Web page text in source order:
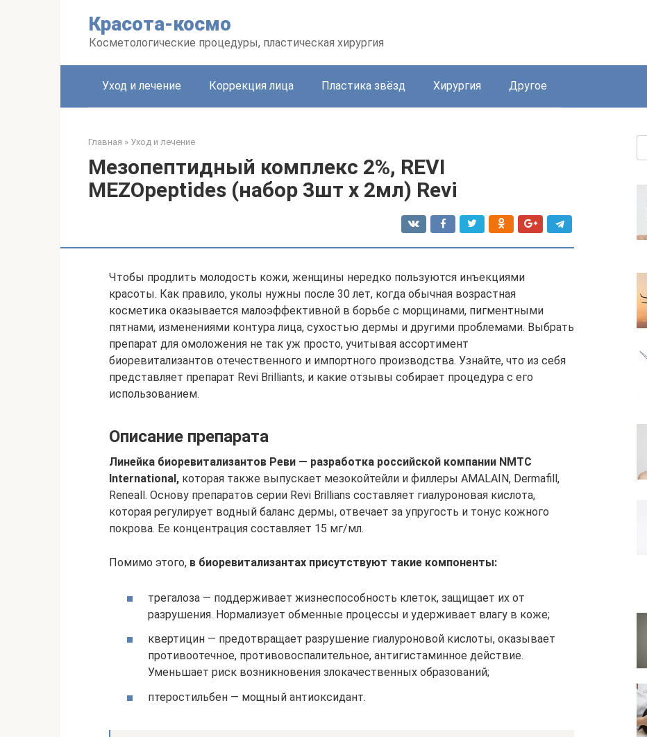
Красота-космо
Косметологические процедуры, пластическая хирургия
Уход и лечение Коррекция лица Пластика звёзд Хирургия Другое
Главная » Уход и лечение
Мезопептидный комплекс 2%, REVI
MEZOpeptides (набор 3шт х 2мл) Revi
Чтобы продлить молодость кожи, женщины нередко пользуются инъекциями
красоты. Как правило, уколы нужны после 30 лет, когда обычная возрастная
косметика оказывается малоэффективной в борьбе с морщинами, пигментными
пятнами, изменениями контура лица, сухостью дермы и другими проблемами. Выбрать
препарат для омоложения не так уж просто, учитывая ассортимент
биоревитализантов отечественного и импортного производства. Узнайте, что из себя
представляет препарат Revi Brilliants, и какие отзывы собирает процедура с его
использованием.
Описание препарата
Линейка биоревитализантов Реви — разработка российской компании NMTC
International, которая также выпускает мезокойтейли и филлеры AMALAIN, Dermafill,
Reneall. Основу препаратов серии Revi Brillians составляет гиалуроновая кислота,
которая регулирует водный баланс дермы, отвечает за упругость и тонус кожного
покрова. Ее концентрация составляет 15 мг/мл.
Помимо этого, в биоревитализантах присутствуют такие компоненты:
трегалоза — поддерживает жизнеспособность клеток, защищает их от
разрушения. Нормализует обменные процессы и удерживает влагу в коже;
квертицин — предотвращает разрушение гиалуроновой кислоты, оказывает
противоотечное, противовоспалительное, антигистаминное действие.
Уменьшает риск возникновения злокачественных образований;
птеростильбен — мощный антиоксидант.